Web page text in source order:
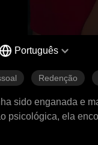
Português
Redenção
sido enganada e
psicológica, ela